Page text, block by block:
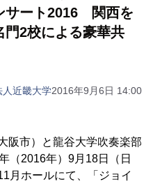
サート2016 関西を
門2校による豪華共
人近畿大学2016年9月6日 14:00
阪市）と龍谷大学吹奏楽部
（2016年）9月18日（日
月ホールにて、「ジョイ